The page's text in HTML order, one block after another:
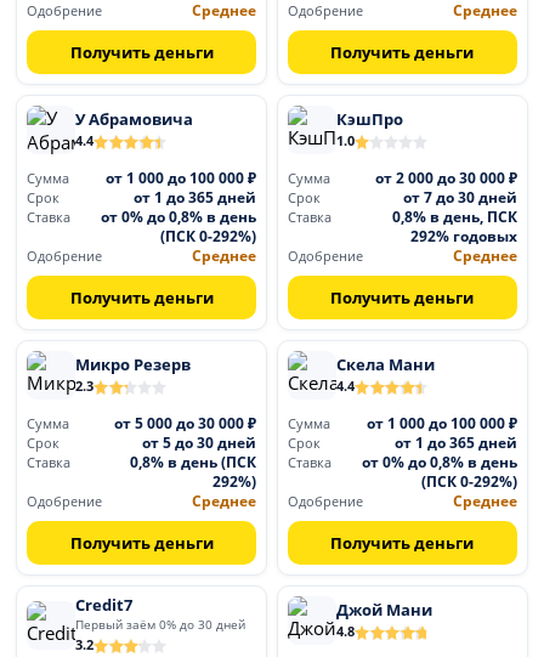
Одобрение Среднее
Получить деньги
Одобрение Среднее
Получить деньги
У Абрамовича
4.4
Сумма от 1 000 до 100 000 ₽
Срок от 1 до 365 дней
Ставка
от 0% до 0,8% в день
(ПСК 0-292%)
Одобрение Среднее
Получить деньги
КэшПро
1.0
Сумма от 2 000 до 30 000 ₽
Срок от 7 до 30 дней
Ставка
0,8% в день, ПСК
292% годовых
Одобрение Среднее
Получить деньги
Микро Резерв
2.3
Сумма от 5 000 до 30 000 ₽
Срок от 5 до 30 дней
Ставка
0,8% в день (ПСК
292%)
Одобрение Среднее
Получить деньги
Скела Мани
4.4
Сумма от 1 000 до 100 000 ₽
Срок от 1 до 365 дней
Ставка
от 0% до 0,8% в день
(ПСК 0-292%)
Одобрение Среднее
Получить деньги
Credit7
Первый заём 0% до 30 дней
3.2
Джой Мани
4.8